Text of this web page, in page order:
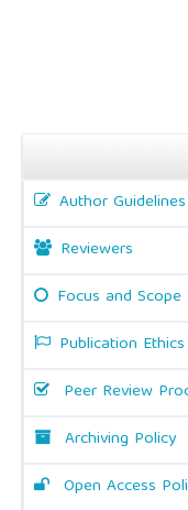
Author Guidelines
Reviewers
Focus and Scope
Publication Ethics
Peer Review
Archiving Policy
Open Access